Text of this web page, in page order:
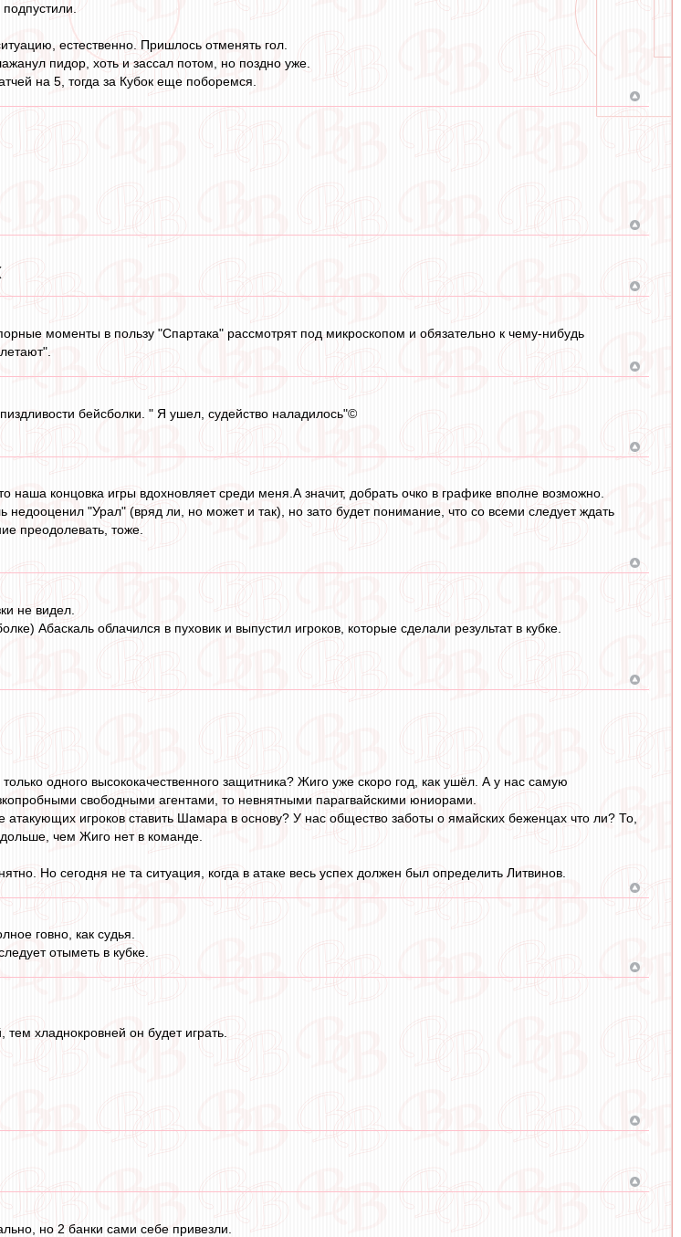
естественно. Пришлось отменять гол.
пидор, хоть и зассал потом, но поздно уже.
на 5, тогда за Кубок еще поборемся.
моменты в пользу "Спартака" рассмотрят под микроскопом и обязательно к чему-нибудь
бейсболки. " Я ушел, судейство наладилось"©
наша концовка игры вдохновляет среди меня.А значит, добрать очко в графике вполне возможно.
"Урал" (вряд ли, но может и так), но зато будет понимание, что со всеми следует ждать
преодолевать, тоже.
не видел.
Абаскаль облачился в пуховик и выпустил игроков, которые сделали результат в кубке.
одного высококачественного защитника? Жиго уже скоро год, как ушёл. А у нас самую
свободными агентами, то невнятными парагвайскими юниорами.
игроков ставить Шамара в основу? У нас общество заботы о ямайских беженцах что ли? То,
чем Жиго нет в команде.
Но сегодня не та ситуация, когда в атаке весь успех должен был определить Литвинов.
говно, как судья.
отыметь в кубке.
хладнокровней он будет играть.
но 2 банки сами себе привезли.